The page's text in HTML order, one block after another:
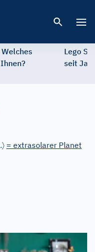
Lego
seit
〉 = extrasolarer Planet